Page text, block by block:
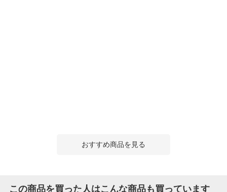
おすすめ商品を見る
この商品を買った人はこんな商品も買っています